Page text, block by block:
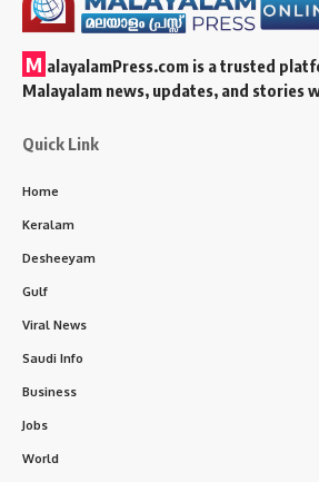
M alayalamPress.com is a trusted
Malayalam news, updates, and stories
Quick Link
Home
Keralam
Desheeyam
Gulf
Viral News
Saudi Info
Business
Jobs
World